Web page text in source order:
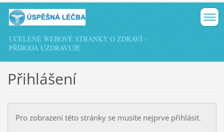
UCELENÉ WEBOVÉ STRÁNKY O ZDRAVÍ -
PŘÍRODA UZDRAVUJE
Přihlášení
Pro zobrazení této stránky se musíte nejprve přihlásit.